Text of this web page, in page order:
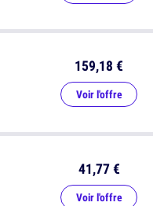
159,18 €
Voir l'offre
41,77 €
Voir l'offre